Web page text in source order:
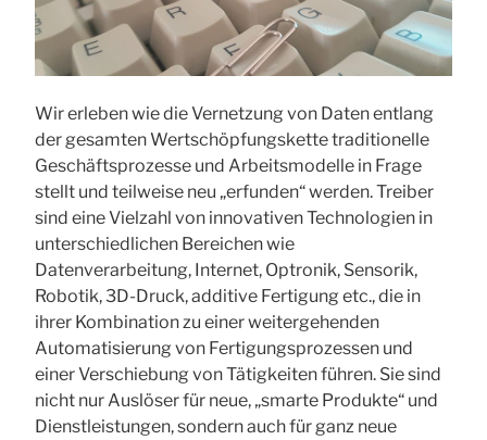
Wir erleben wie die Vernetzung von Daten entlang
der gesamten Wertschöpfungskette traditionelle
Geschäftsprozesse und Arbeitsmodelle in Frage
stellt und teilweise neu „erfunden“ werden. Treiber
sind eine Vielzahl von innovativen Technologien in
unterschiedlichen Bereichen wie
Datenverarbeitung, Internet, Optronik, Sensorik,
Robotik, 3D-Druck, additive Fertigung etc., die in
ihrer Kombination zu einer weitergehenden
Automatisierung von Fertigungsprozessen und
einer Verschiebung von Tätigkeiten führen. Sie sind
nicht nur Auslöser für neue, „smarte Produkte“ und
Dienstleistungen, sondern auch für ganz neue